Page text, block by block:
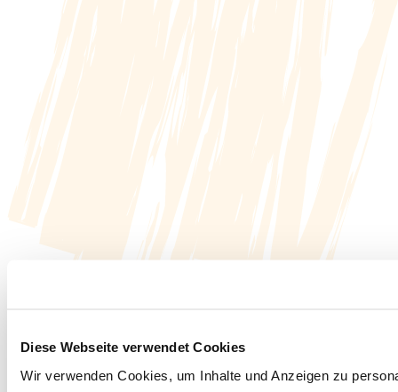
Diese Webseite verwendet Cookies
Wir verwenden Cookies, um Inhalte und Anzeigen zu